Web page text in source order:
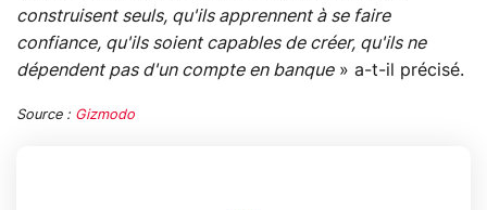
construisent seuls, qu'ils apprennent à se faire
confiance, qu'ils soient capables de créer, qu'ils ne
dépendent pas d'un compte en banque» a-t-il précisé.
Source : Gizmodo